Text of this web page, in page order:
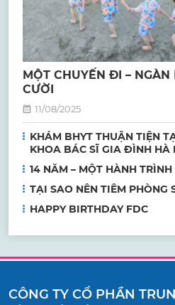
MỘT CHUYẾN ĐI – NGÀN
CƯỜI
11/08/2025
KHÁM BHYT THUẬN TIỆN
KHOA BÁC SĨ GIA ĐÌNH HÀ
14 NĂM – MỘT HÀNH
TẠI SAO NÊN TIÊM PHÒNG
HAPPY BIRTHDAY FDC
CÔNG TY CỔ PHẦN